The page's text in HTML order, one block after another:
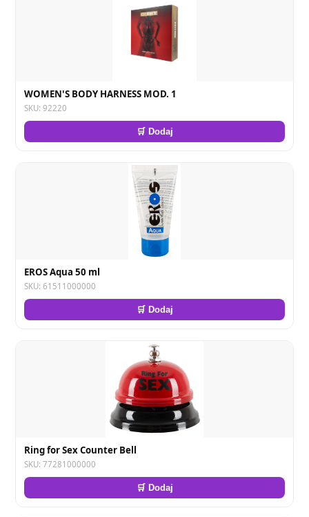
WOMEN'S BODY HARNESS MOD. 1
SKU: 92220
🛒 Dodaj
EROS Aqua 50 ml
SKU: 61511000000
🛒 Dodaj
Ring for Sex Counter Bell
SKU: 77281000000
🛒 Dodaj